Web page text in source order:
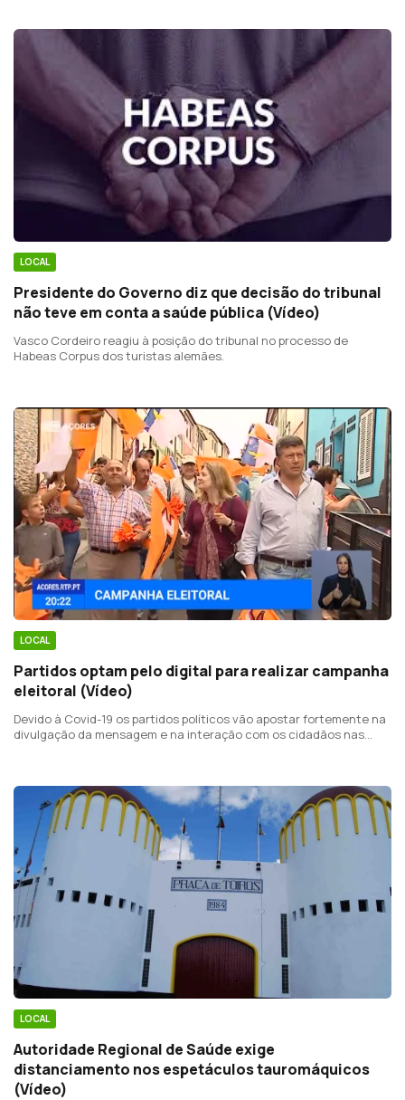
LOCAL
Presidente do Governo diz que decisão do tribunal
não teve em conta a saúde pública (Vídeo)
Vasco Cordeiro reagiu à posição do tribunal no processo de
Habeas Corpus dos turistas alemães.
LOCAL
Partidos optam pelo digital para realizar campanha
eleitoral (Vídeo)
Devido à Covid-19 os partidos políticos vão apostar fortemente na
divulgação da mensagem e na interação com os cidadãos nas
LOCAL
Autoridade Regional de Saúde exige
distanciamento nos espetáculos tauromáquicos
(Vídeo)